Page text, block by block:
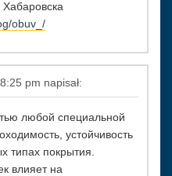
Хабаровска
obuv_/
pm napisał:
любой специальной
устойчивость
типах покрытия.
влияет на